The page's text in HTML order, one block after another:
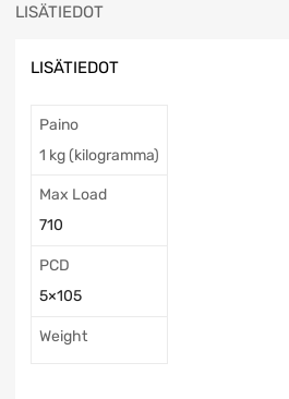
LISÄTIEDOT
LISÄTIEDOT
Paino
1 kg (kilogramma)
Max Load
710
PCD
5×105
Weight